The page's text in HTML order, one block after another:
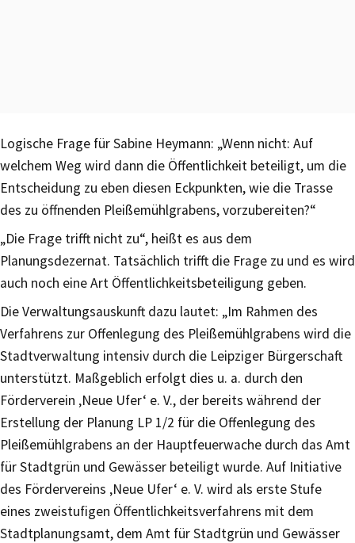
Logische Frage für Sabine Heymann: „Wenn nicht: Auf
welchem Weg wird dann die Öffentlichkeit beteiligt, um die
Entscheidung zu eben diesen Eckpunkten, wie die Trasse
des zu öffnenden Pleißemühlgrabens, vorzubereiten?“
„Die Frage trifft nicht zu“, heißt es aus dem
Planungsdezernat. Tatsächlich trifft die Frage zu und es wird
auch noch eine Art Öffentlichkeitsbeteiligung geben.
Die Verwaltungsauskunft dazu lautet: „Im Rahmen des
Verfahrens zur Offenlegung des Pleißemühlgrabens wird die
Stadtverwaltung intensiv durch die Leipziger Bürgerschaft
unterstützt. Maßgeblich erfolgt dies u. a. durch den
Förderverein ‚Neue Ufer‘ e. V., der bereits während der
Erstellung der Planung LP 1/2 für die Offenlegung des
Pleißemühlgrabens an der Hauptfeuerwache durch das Amt
für Stadtgrün und Gewässer beteiligt wurde. Auf Initiative
des Fördervereins ‚Neue Ufer‘ e. V. wird als erste Stufe
eines zweistufigen Öffentlichkeitsverfahrens mit dem
Stadtplanungsamt, dem Amt für Stadtgrün und Gewässer